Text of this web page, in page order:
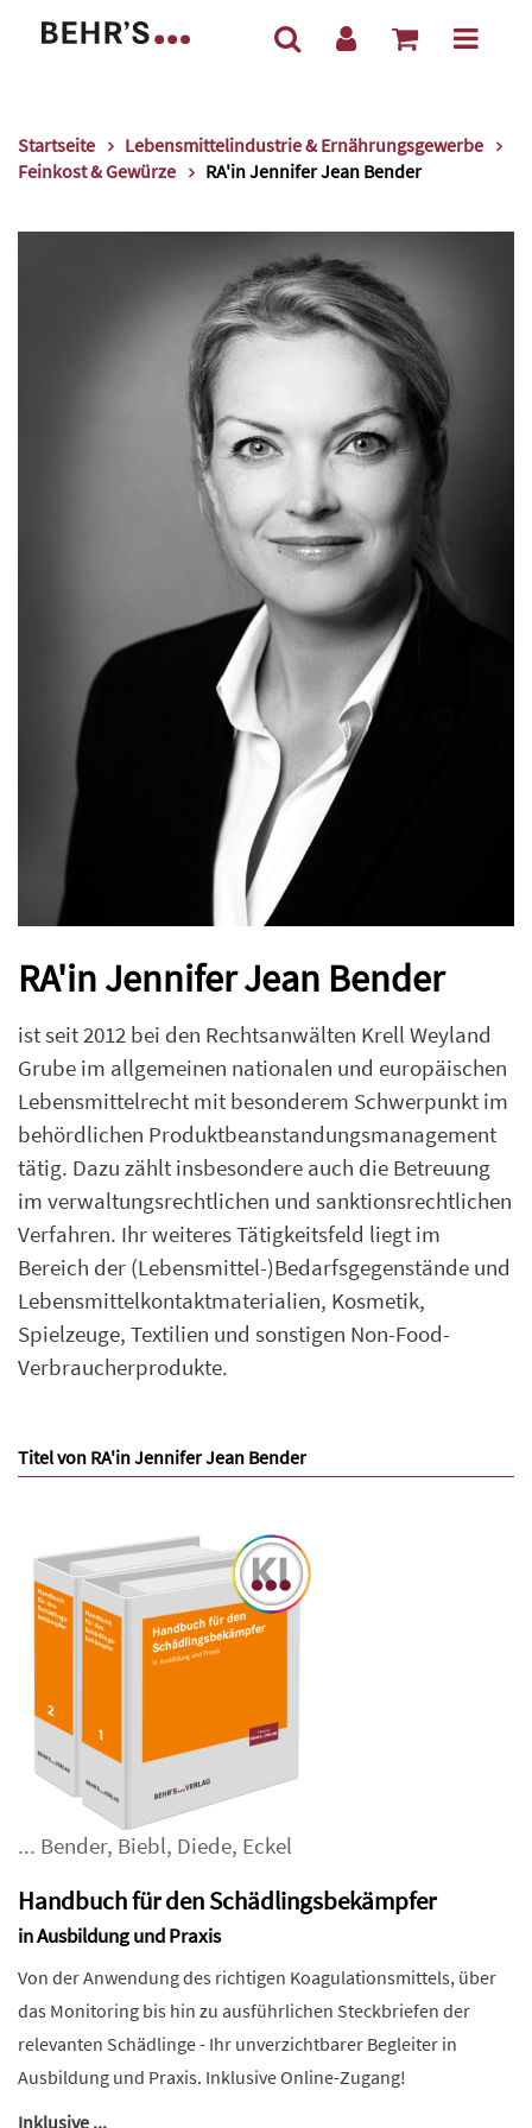
Startseite
Lebensmittelindustrie & Ernährungsgewerbe
Feinkost & Gewürze
RA'in Jennifer Jean Bender
RA'in Jennifer Jean Bender
ist seit 2012 bei den Rechtsanwälten Krell Weyland
Grube im allgemeinen nationalen und europäischen
Lebensmittelrecht mit besonderem Schwerpunkt im
behördlichen Produktbeanstandungsmanagement
tätig. Dazu zählt insbesondere auch die Betreuung
im verwaltungsrechtlichen und sanktionsrechtlichen
Verfahren. Ihr weiteres Tätigkeitsfeld liegt im
Bereich der (Lebensmittel-)Bedarfsgegenstände und
Lebensmittelkontaktmaterialien, Kosmetik,
Spielzeuge, Textilien und sonstigen Non-Food-
Verbraucherprodukte.
Titel von RA'in Jennifer Jean Bender
... Bender, Biebl, Diede, Eckel
Handbuch für den Schädlingsbekämpfer
in Ausbildung und Praxis
Von der Anwendung des richtigen Koagulationsmittels, über
das Monitoring bis hin zu ausführlichen Steckbriefen der
relevanten Schädlinge - Ihr unverzichtbarer Begleiter in
Ausbildung und Praxis. Inklusive Online-Zugang!
Inklusive ...